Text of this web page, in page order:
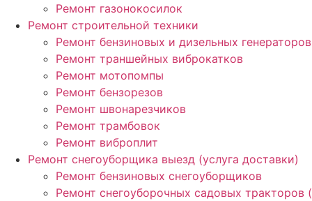
Ремонт газонокосилок
Ремонт строительной техники
Ремонт бензиновых и дизельных генераторов
Ремонт траншейных виброкатков
Ремонт мотопомпы
Ремонт бензорезов
Ремонт швонарезчиков
Ремонт трамбовок
Ремонт виброплит
Ремонт снегоуборщика выезд (услуга доставки)
Ремонт бензиновых снегоуборщиков
Ремонт снегоуборочных садовых тракторов (